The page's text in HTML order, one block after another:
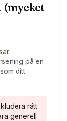
(mycket
på en
ditt
rätt
generell